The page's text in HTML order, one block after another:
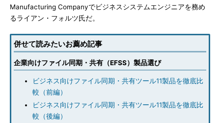
Manufacturing Companyでビジネスシステムエンジニアを務め
るライアン・フォルツ氏だ。
併せて読みたいお薦め記事
企業向けファイル同期・共有（EFSS）製品選び
ビジネス向けファイル同期・共有ツール11製品を徹底比
較（前編）
ビジネス向けファイル同期・共有ツール11製品を徹底比
較（後編）